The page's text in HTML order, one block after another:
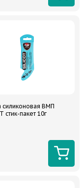
силиконовая ВМП
стик-пакет 10г